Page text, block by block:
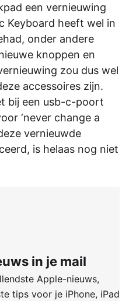
een vernieuwing
Keyboard heeft wel in
onder andere
knoppen en
zou dus wel
accessoires zijn.
bij een usb-c-poort
‘never change a
vernieuwde
is helaas nog niet
in je mail
Apple-nieuws,
tips voor je iPhone, iPad